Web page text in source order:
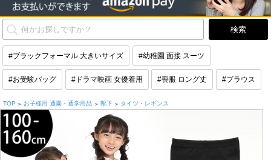
#ブラックフォーマル 大きいサイズ #幼稚園 面接 スーツ
#お受験バッグ #ドラマ映画 女優着用 #喪服 ロング丈 #ブラウス
TOP > お子様用 通園・通学用品 > 靴下 > タイツ・レギンス